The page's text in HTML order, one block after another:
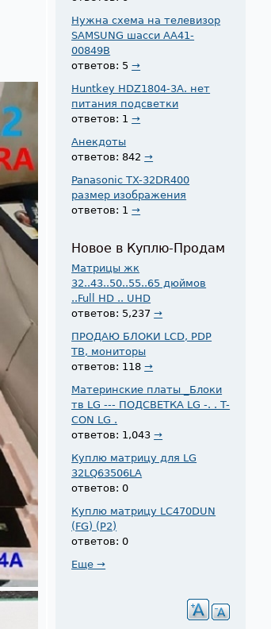
Нужна схема на телевизор
SAMSUNG шасси AA41-
00849B
ответов: 5→
Huntkey HDZ1804-3A. нет
питания подсветки
ответов: 1→
Анекдоты
ответов: 842→
Panasonic TX-32DR400
размер изображения
ответов: 1→
Новое в Куплю-Продам
Матрицы жк
32..43..50..55..65 дюймов
..Full HD .. UHD
ответов: 5,237→
ПРОДАЮ БЛОКИ LCD, PDP
ТВ, мониторы
ответов: 118→
Материнские платы _Блоки
тв LG --- ПОДСВЕТКА LG -. . T-
CON LG .
ответов: 1,043→
Куплю матрицу для LG
32LQ63506LA
ответов: 0
Куплю матрицу LC470DUN
(FG) (P2)
ответов: 0
Еще →